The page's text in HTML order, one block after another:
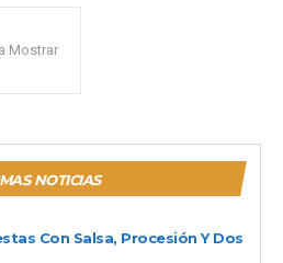
Mostrar
NOTICIAS
Con Salsa, Procesión Y Dos